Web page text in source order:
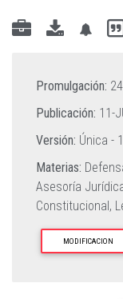
Promulgación:
Publicación: 11-
Versión: Única -
Materias:
Asesoría
Constitucional,
MODIFICACION